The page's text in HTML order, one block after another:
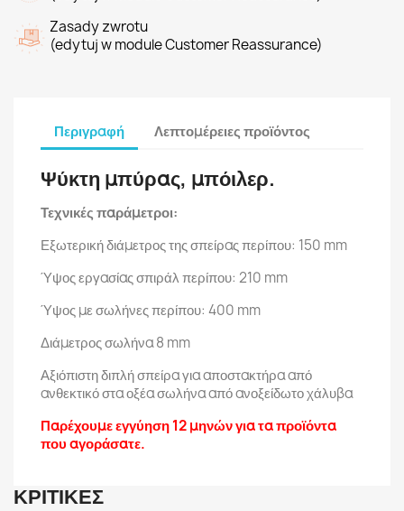
Zasady zwrotu
(edytuj w module Customer Reassurance)
Περιγραφή Λεπτομέρειες προϊόντος
Ψύκτη μπύρας, μπόιλερ.
Τεχνικές παράμετροι:
Εξωτερική διάμετρος της σπείρας περίπου: 150 mm
Ύψος εργασίας σπιράλ περίπου: 210 mm
Ύψος με σωλήνες περίπου: 400 mm
Διάμετρος σωλήνα 8 mm
Αξιόπιστη διπλή σπείρα για αποστακτήρα από
ανθεκτικό στα οξέα σωλήνα από ανοξείδωτο χάλυβα
Παρέχουμε εγγύηση 12 μηνών για τα προϊόντα
που αγοράσατε.
ΚΡΙΤΙΚΈΣ